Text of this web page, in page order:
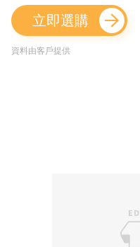
立即選購
資料由客戶提供